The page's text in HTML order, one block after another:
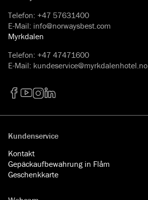
Telefon: +47 57631400
E-Mail: info@norwaysbest.com
Myrkdalen
Telefon: +47 47471600
E-Mail: kundeservice@myrkdalenhotel.no
Kundenservice
Kontakt
Gepäckaufbewahrung in Flåm
Geschenkkarte